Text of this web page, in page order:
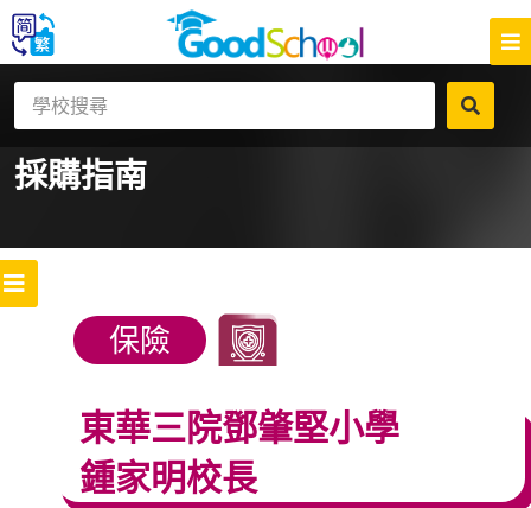
採購指南
保險
東華三院鄧肇堅小學
鍾家明校長